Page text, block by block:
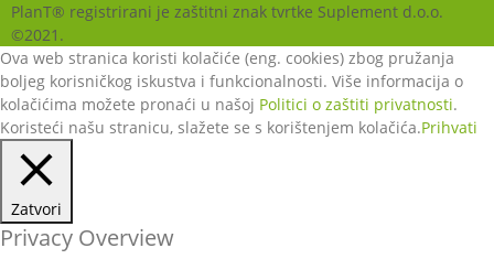
PlanT® registrirani je zaštitni znak tvrtke Suplement d.o.o.
©2021.
Ova web stranica koristi kolačiće (eng. cookies) zbog pružanja
boljeg korisničkog iskustva i funkcionalnosti. Više informacija o
kolačićima možete pronaći u našoj Politici o zaštiti privatnosti.
Koristeći našu stranicu, slažete se s korištenjem kolačića.Prihvati
Zatvori
Privacy Overview